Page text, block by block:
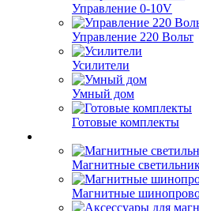
Управление 0-10V
Управление 220 Вольт
Усилители
Умный дом
Готовые комплекты
Магнитные
Магнитные